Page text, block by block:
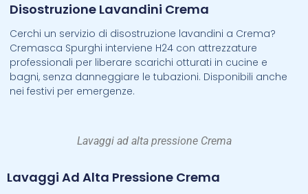
Disostruzione Lavandini Crema
Cerchi un servizio di disostruzione lavandini a Crema?
Cremasca Spurghi interviene H24 con attrezzature
professionali per liberare scarichi otturati in cucine e
bagni, senza danneggiare le tubazioni. Disponibili anche
nei festivi per emergenze.
Lavaggi ad alta pressione Crema
Lavaggi Ad Alta Pressione Crema